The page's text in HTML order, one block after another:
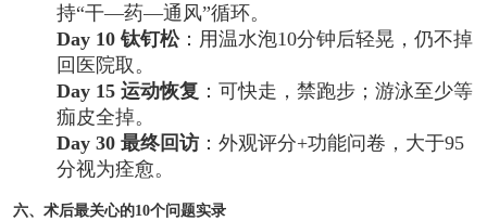
持“干—药—通风”循环。
Day 10 钛钉松：用温水泡10分钟后轻晃，仍不掉
回医院取。
Day 15 运动恢复 ：可快走，禁跑步；游泳至少等
痂皮全掉。
Day 30 最终回访：外观评分+功能问卷，大于95
分视为痊愈。
六、术后最关心的10个问题实录